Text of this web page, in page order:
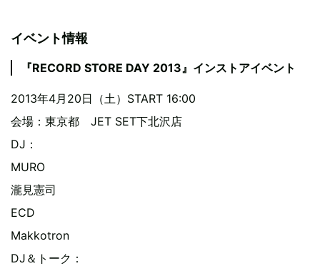
イベント情報
『RECORD STORE DAY 2013』インストアイベント
2013年4月20日（土）START 16:00
会場：東京都 JET SET下北沢店
DJ：
MURO
瀧見憲司
ECD
Makkotron
DJ＆トーク：